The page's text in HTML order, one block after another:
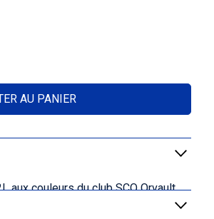
AU PANIER
aux couleurs duclub SCO Orvault
l'ensemble de vos affaires et